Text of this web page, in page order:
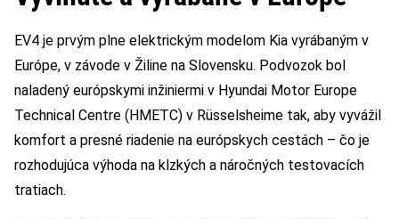
EV4 je prvým plne elektrickým modelom Kia vyrábaným v
Európe, v závode v Žiline na Slovensku. Podvozok bol
naladený európskymi inžiniermi v Hyundai Motor Europe
Technical Centre (HMETC) v Rüsselsheime tak, aby vyvážil
komfort a presné riadenie na európskych cestách – čo je
rozhodujúca výhoda na klzkých a náročných testovacích
tratiach.